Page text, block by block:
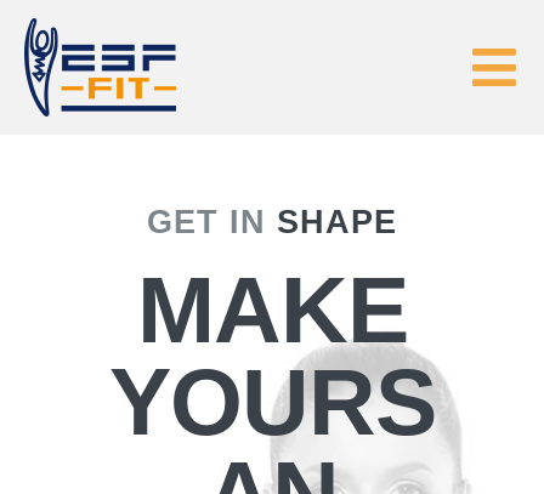
Skip
content
FYSIOTHERAPIE
ABONNEMENTEN
GET IN SHAPE
MAKE
YOURS